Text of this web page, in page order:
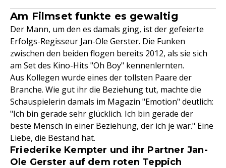
Am Filmset funkte es gewaltig
Der Mann, um den es damals ging, ist der gefeierte
Erfolgs-Regisseur Jan-Ole Gerster. Die Funken
zwischen den beiden flogen bereits 2012, als sie sich
am Set des Kino-Hits "Oh Boy" kennenlernten.
Aus Kollegen wurde eines der tollsten Paare der
Branche. Wie gut ihr die Beziehung tut, machte die
Schauspielerin damals im Magazin "Emotion" deutlich:
"Ich bin gerade sehr glücklich. Ich bin gerade der
beste Mensch in einer Beziehung, der ich je war." Eine
Liebe, die Bestand hat.
Friederike Kempter und ihr Partner Jan-
Ole Gerster auf dem roten Teppich